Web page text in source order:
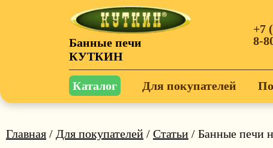
Банные печи
КУТКИН
+7
8-
Каталог Для покупателей
Главная / Для покупателей / Статьи / Банные печи